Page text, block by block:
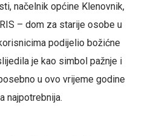
načelnik općine Klenovnik,
– dom za starije osobe u
podijelio božićne
je kao simbol pažnje i
u ovo vrijeme godine
najpotrebnija.